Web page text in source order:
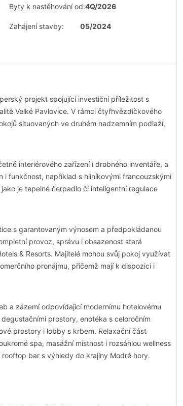
Byty k nastěhování od:4Q/2026
Zahájení stavby: 05/2024
projekt spojující investiční příležitost s
Velké Pavlovice. V rámci čtyřhvězdičkového
situovaných ve druhém nadzemním podlaží,
interiérového zařízení i drobného inventáře, a
funkčnost, například s hliníkovými francouzskými
je tepelné čerpadlo či inteligentní regulace
s garantovaným výnosem a předpokládanou
provoz, správu i obsazenost stará
& Resorts. Majitelé mohou svůj pokoj využívat
pronájmu, přičemž mají k dispozici i
a zázemí odpovídající modernímu hotelovému
prostory, enotéka s celoročním
prostory i lobby s krbem. Relaxační část
spa, masážní místnost i rozsáhlou wellness
bar s výhledy do krajiny Modré hory.